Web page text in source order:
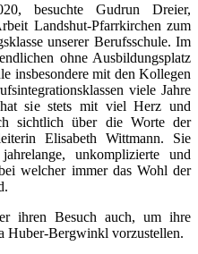
besuchte Gudrun Dreier,
Landshut-Pfarrkirchen zum
unserer Berufsschule. Im
ohne Ausbildungsplatz
insbesondere mit den Kollegen
viele Jahre
sie stets mit viel Herz und
sichtlich über die Worte der
Elisabeth Wittmann. Sie
unkomplizierte und
welcher immer das Wohl der
ihren Besuch auch, um ihre
Huber-Bergwinkl vorzustellen.